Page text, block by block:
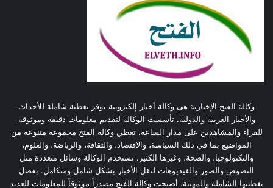
وكالة الفتح الإخبارية هي وكالة أخبار إلكترونية توفر تغطية شاملة للأحداث
والأخبار العربية والدولية. تأسست الوكالة لتقديم معلومات دقيقة وموثوقة
للقراء والمشاهدين على مدار الساعة. تغطي وكالة الفتح مجموعة متنوعة من
المواضيع بما في ذلك السياسة، والاقتصاد، والثقافة، والرياضة، والعلوم،
والتكنولوجيا، والصحة، وغيرها الكثير. تستخدم الوكالة وسائل متعددة مثل
النصوص والصور والفيديوهات لنقل الأخبار بشكل شامل ومتكامل. بفضل
تغطيتها الشاملة والمهنية، أصبحت وكالة الفتح مصدراً موثوقاً للمعلومات للعديد